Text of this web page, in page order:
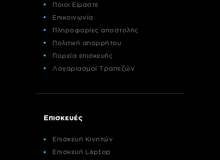
Ποιοι Είμαστε
Επικοινωνία
Πληροφορίες αποστολής
Πολιτική απορρήτου
Πορεία επισκευής
Λογαριασμοί Τραπεζών
Επισκευές
Επισκευή Κινητών
Επισκευή Laptop